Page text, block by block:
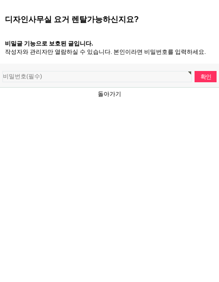
디자인사무실 요거 렌탈가능하신지요?
비밀글 기능으로 보호된 글입니다.
작성자와 관리자만 열람하실 수 있습니다. 본인이라면 비밀번호를 입력하세요.
돌아가기